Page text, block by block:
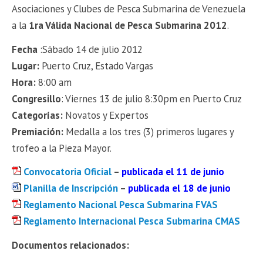
Asociaciones y Clubes de Pesca Submarina de Venezuela
a la 1ra Válida Nacional de Pesca Submarina 2012.
Fecha :Sábado 14 de julio 2012
Lugar: Puerto Cruz, Estado Vargas
Hora:8:00 am
Congresillo: Viernes 13 de julio 8:30pm en Puerto Cruz
Categorías: Novatos y Expertos
Premiación: Medalla a los tres (3) primeros lugares y
trofeo a la Pieza Mayor.
Convocatoria Oficial – publicada el 11 de junio
Planilla de Inscripción – publicada el 18 de junio
Reglamento Nacional Pesca Submarina FVAS
Reglamento Internacional Pesca Submarina CMAS
Documentos relacionados: